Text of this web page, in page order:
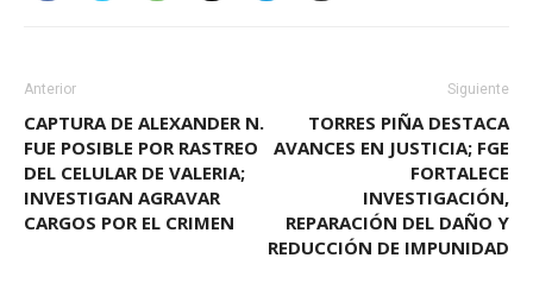
Anterior
CAPTURA DE ALEXANDER N.
FUE POSIBLE POR RASTREO
DEL CELULAR DE VALERIA;
INVESTIGAN AGRAVAR
CARGOS POR EL CRIMEN
Siguiente
TORRES PIÑA DESTACA
AVANCES EN JUSTICIA; FGE
FORTALECE
INVESTIGACIÓN,
REPARACIÓN DEL DAÑO Y
REDUCCIÓN DE IMPUNIDAD